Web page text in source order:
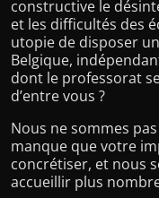
constructive le
et les difficultés des
utopie de disposer
Belgique,
dont le professorat
d’entre vous ?
Nous ne sommes pas
manque que votre
concrétiser, et nous
accueillir plus